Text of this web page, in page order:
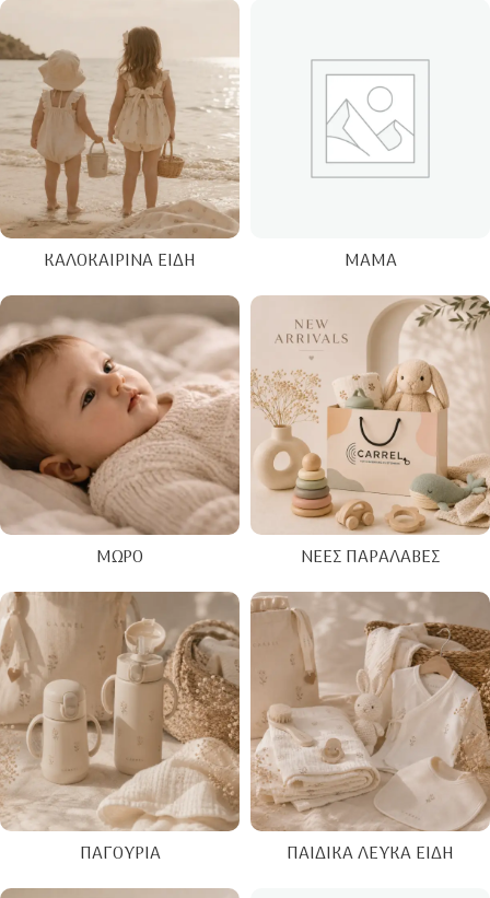
ΚΑΛΟΚΑΙΡΙΝΑ ΕΊΔΗ ΜΑΜΆ
ΜΩΡΌ ΝΈΕΣ ΠΑΡΑΛΑΒΈΣ
ΠΑΓΟΎΡΙΑ ΠΑΙΔΙΚΆ ΛΕΥΚΆ ΕΊΔΗ